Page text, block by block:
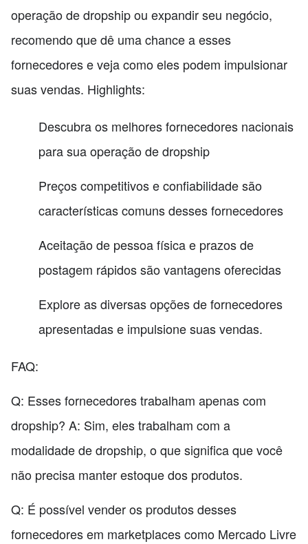
operação de dropship ou expandir seu negócio,
recomendo que dê uma chance a esses
fornecedores e veja como eles podem impulsionar
suas vendas. Highlights:
Descubra os melhores fornecedores nacionais
para sua operação de dropship
Preços competitivos e confiabilidade são
características comuns desses fornecedores
Aceitação de pessoa física e prazos de
postagem rápidos são vantagens oferecidas
Explore as diversas opções de fornecedores
apresentadas e impulsione suas vendas.
FAQ:
Q: Esses fornecedores trabalham apenas com
dropship? A: Sim, eles trabalham com a
modalidade de dropship, o que significa que você
não precisa manter estoque dos produtos.
Q: É possível vender os produtos desses
fornecedores em marketplaces como Mercado Livre